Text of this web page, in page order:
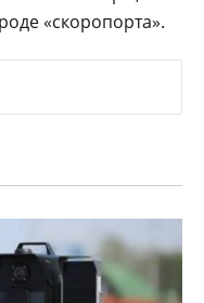
«скоропорта».